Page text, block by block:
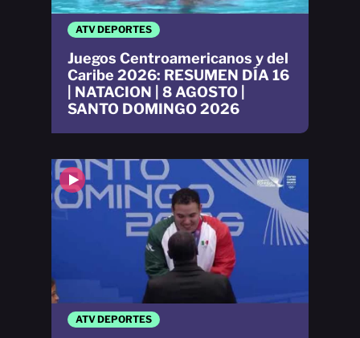
ATV DEPORTES
ATV DEPORTES
Juegos Centroamericanos y del
Caribe 2026: RESUMEN DÍA 16
| NATACION | 8 AGOSTO |
SANTO DOMINGO 2026